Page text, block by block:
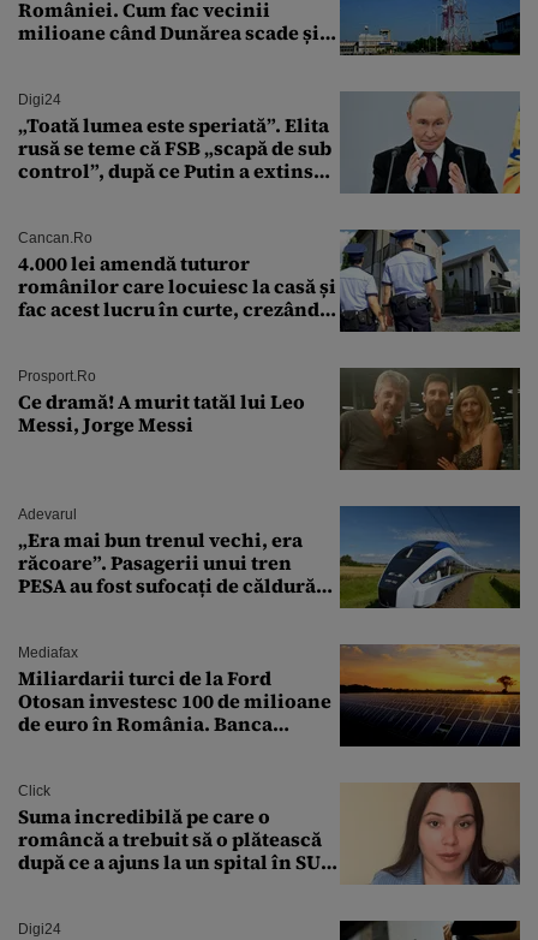
României. Cum fac vecinii
milioane când Dunărea scade și
Digi24
„Toată lumea este speriată”. Elita
rusă se teme că FSB „scapă de sub
control”, după ce Putin a extins
Cancan.ro
4.000 lei amendă tuturor
românilor care locuiesc la casă și
fac acest lucru în curte, crezând
Prosport.ro
Ce dramă! A murit tatăl lui Leo
Messi, Jorge Messi
Adevarul
„Era mai bun trenul vechi, era
răcoare”. Pasagerii unui tren
PESA au fost sufocați de căldură
Mediafax
Miliardarii turci de la Ford
Otosan investesc 100 de milioane
de euro în România. Banca
Click
Suma incredibilă pe care o
româncă a trebuit să o plătească
după ce a ajuns la un spital în SUA:
Digi24